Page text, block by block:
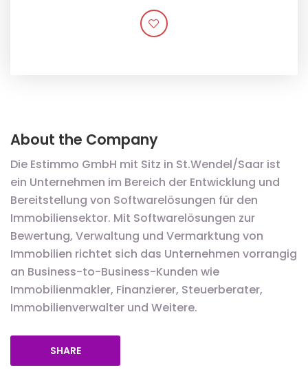
About the Company
Die Estimmo GmbH mit Sitz in St.Wendel/Saar ist
ein Unternehmen im Bereich der Entwicklung und
Bereitstellung von Softwarelösungen für den
Immobiliensektor. Mit Softwarelösungen zur
Bewertung, Verwaltung und Vermarktung von
Immobilien richtet sich das Unternehmen vorrangig
an Business-to-Business-Kunden wie
Immobilienmakler, Finanzierer, Steuerberater,
Immobilienverwalter und Weitere.
SHARE